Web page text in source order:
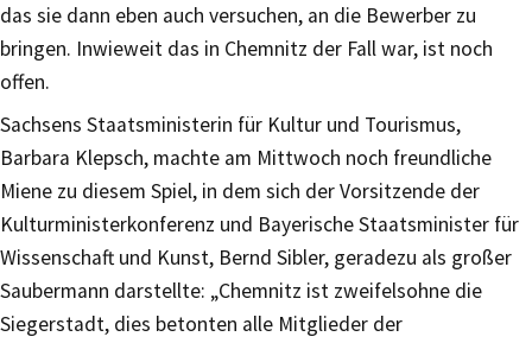
das sie dann eben auch versuchen, an die Bewerber zu
bringen. Inwieweit das in Chemnitz der Fall war, ist noch
offen.
Sachsens Staatsministerin für Kultur und Tourismus,
Barbara Klepsch, machte am Mittwoch noch freundliche
Miene zu diesem Spiel, in dem sich der Vorsitzende der
Kulturministerkonferenz und Bayerische Staatsminister für
Wissenschaft und Kunst, Bernd Sibler, geradezu als großer
Saubermann darstellte: „Chemnitz ist zweifelsohne die
Siegerstadt, dies betonten alle Mitglieder der